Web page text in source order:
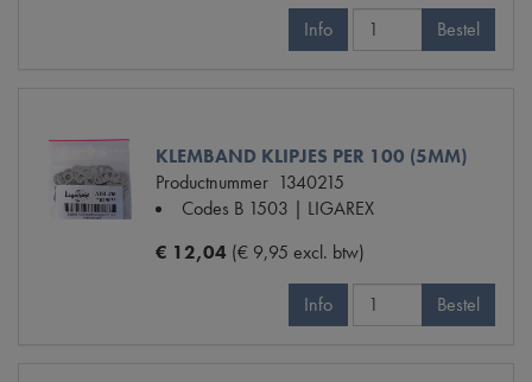
Info Bestel
KLEMBAND KLIPJES PER 100 (5MM)
Productnummer 1340215
Codes B 1503 | LIGAREX
€ 12,04 (€ 9,95 excl. btw)
Info Bestel